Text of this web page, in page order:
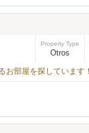
Property Type
Otros
お部屋を探しています！